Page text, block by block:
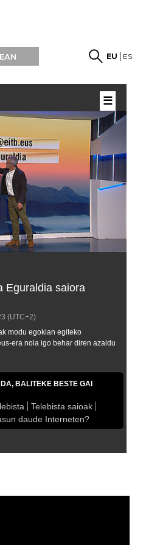
EU ES
Eguraldia saiora
(UTC+2)
modu egokian egiteko
era nola igo behar diren azaldu
BALITEKE BESTE GAI
Telebista saioak
daude Interneten?
☰